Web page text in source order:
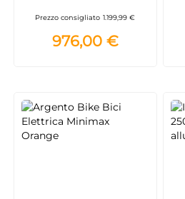
Prezzo consigliato 1.199,99 €
976,00 €